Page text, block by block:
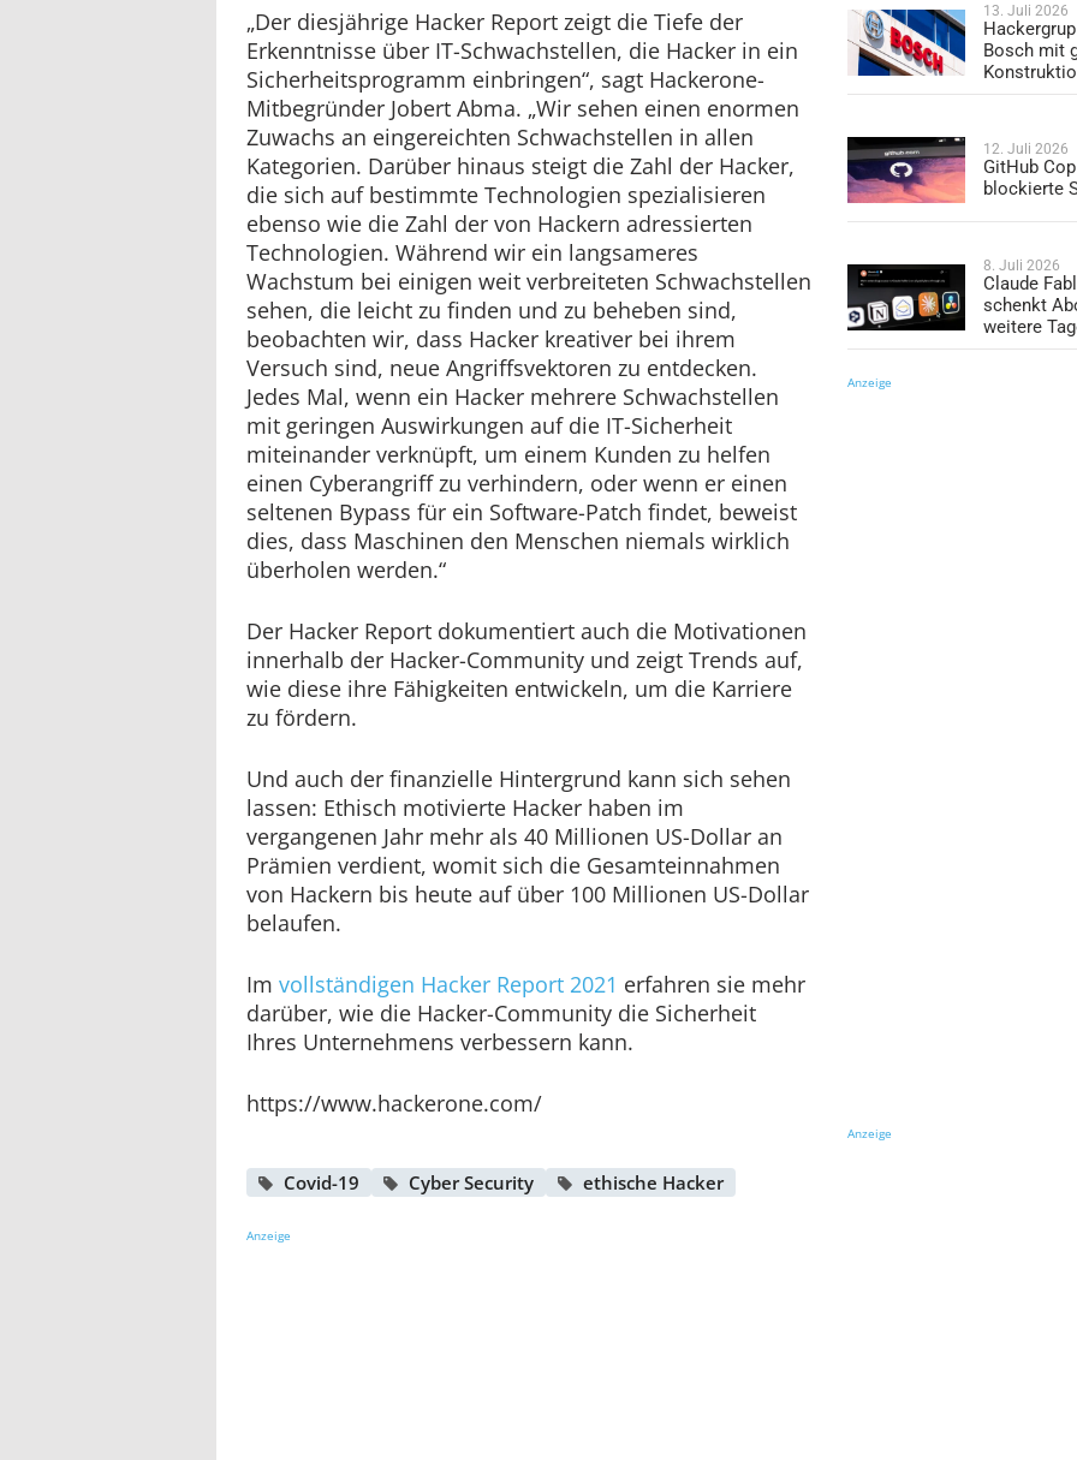
„Der diesjährige Hacker Report zeigt die Tiefe der
Erkenntnisse über IT-Schwachstellen, die Hacker in ein
Sicherheitsprogramm einbringen“, sagt Hackerone-
Mitbegründer Jobert Abma. „Wir sehen einen enormen
Zuwachs an eingereichten Schwachstellen in allen
Kategorien. Darüber hinaus steigt die Zahl der Hacker,
die sich auf bestimmte Technologien spezialisieren
ebenso wie die Zahl der von Hackern adressierten
Technologien. Während wir ein langsameres
Wachstum bei einigen weit verbreiteten Schwachstellen
sehen, die leicht zu finden und zu beheben sind,
beobachten wir, dass Hacker kreativer bei ihrem
Versuch sind, neue Angriffsvektoren zu entdecken.
Jedes Mal, wenn ein Hacker mehrere Schwachstellen
mit geringen Auswirkungen auf die IT-Sicherheit
miteinander verknüpft, um einem Kunden zu helfen
einen Cyberangriff zu verhindern, oder wenn er einen
seltenen Bypass für ein Software-Patch findet, beweist
dies, dass Maschinen den Menschen niemals wirklich
überholen werden.“
Der Hacker Report dokumentiert auch die Motivationen
innerhalb der Hacker-Community und zeigt Trends auf,
wie diese ihre Fähigkeiten entwickeln, um die Karriere
zu fördern.
Und auch der finanzielle Hintergrund kann sich sehen
lassen: Ethisch motivierte Hacker haben im
vergangenen Jahr mehr als 40 Millionen US-Dollar an
Prämien verdient, womit sich die Gesamteinnahmen
von Hackern bis heute auf über 100 Millionen US-Dollar
belaufen.
Im vollständigen Hacker Report 2021 erfahren sie mehr
darüber, wie die Hacker-Community die Sicherheit
Ihres Unternehmens verbessern kann.
https://www.hackerone.com/
Covid-19 Cyber Security ethische Hacker
Anzeige
13. Juli 2026
Bosch mit
12. Juli 2026
GitHub
blockierte
8. Juli 2026
Claude
schenkt
weitere
Anzeige
Anzeige